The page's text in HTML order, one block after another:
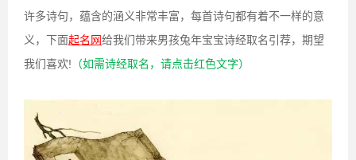
许多诗句，蕴含的涵义非常丰富，每首诗句都有着不一样的意
义，下面起名网给我们带来男孩兔年宝宝诗经取名引荐，期望
我们喜欢! （如需诗经取名，请点击红色文字）